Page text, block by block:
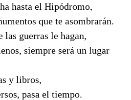
hasta el Hipódromo,
que te asombrarán.
las guerras le hagan,
siempre será un lugar
y libros,
pasa el tiempo.